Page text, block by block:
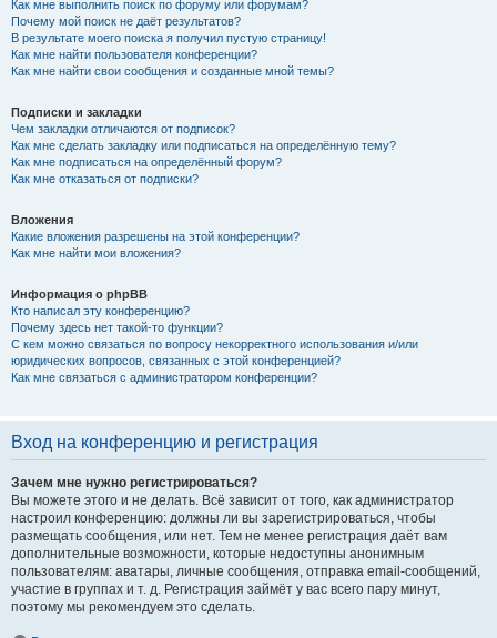
Как мне выполнить поиск по форуму или форумам?
Почему мой поиск не даёт результатов?
В результате моего поиска я получил пустую страницу!
Как мне найти пользователя конференции?
Как мне найти свои сообщения и созданные мной темы?
Подписки и закладки
Чем закладки отличаются от подписок?
Как мне сделать закладку или подписаться на определённую тему?
Как мне подписаться на определённый форум?
Как мне отказаться от подписки?
Вложения
Какие вложения разрешены на этой конференции?
Как мне найти мои вложения?
Информация о phpBB
Кто написал эту конференцию?
Почему здесь нет такой-то функции?
С кем можно связаться по вопросу некорректного использования и/или
юридических вопросов, связанных с этой конференцией?
Как мне связаться с администратором конференции?
Вход на конференцию и регистрация
Зачем мне нужно регистрироваться?
Вы можете этого и не делать. Всё зависит от того, как администратор
настроил конференцию: должны ли вы зарегистрироваться, чтобы
размещать сообщения, или нет. Тем не менее регистрация даёт вам
дополнительные возможности, которые недоступны анонимным
пользователям: аватары, личные сообщения, отправка email-сообщений,
участие в группах и т. д. Регистрация займёт у вас всего пару минут,
поэтому мы рекомендуем это сделать.